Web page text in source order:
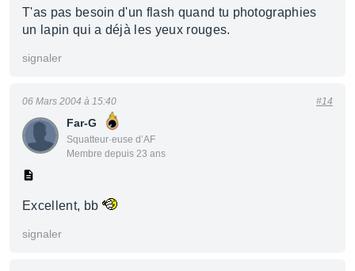
T'as pas besoin d'un flash quand tu photographies
un lapin qui a déjà les yeux rouges.
signaler
Far-G
Squatteur·euse d’AF
Membre depuis 23 ans
06 Mars 2004 à 15:40 #14
Excellent, bb
signaler